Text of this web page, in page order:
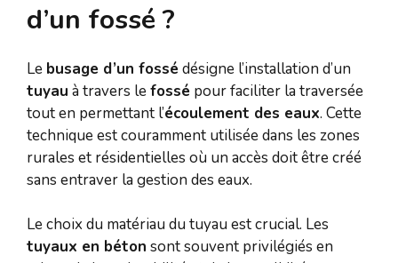
d’un fossé ?
Le busage d’un fossé désigne l’installation d’un
tuyau à travers lefossé pour faciliter la traversée
tout en permettant l’écoulement des eaux. Cette
technique est couramment utilisée dans les zones
rurales et résidentielles où un accès doit être créé
sans entraver la gestion des eaux.
Le choix du matériau du tuyau est crucial. Les
tuyaux en béton sont souvent privilégiés en